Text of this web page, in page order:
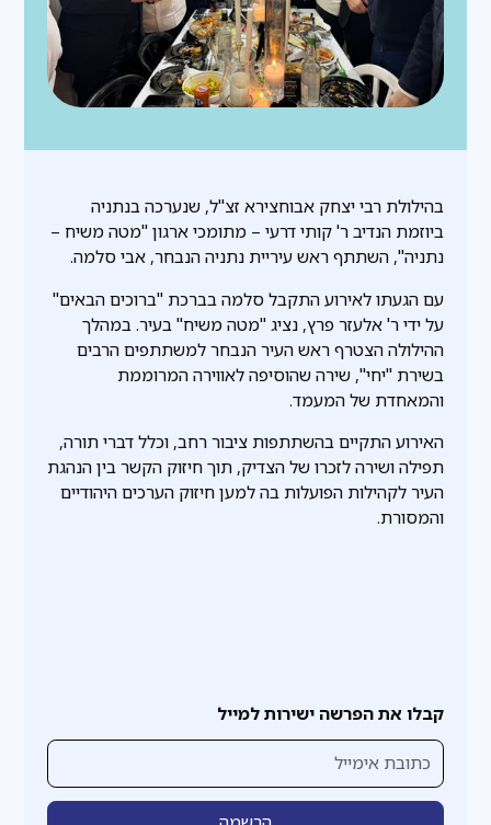
קבלו את הפרשה ישירות למייל
בהילולת רבי יצחק אבוחצירא זצ"ל, שנערכה בנתניה
ביוזמת הנדיב ר' קותי דרעי – מתומכי ארגון "מטה משיח –
נתניה", השתתף ראש עיריית נתניה הנבחר, אבי סלמה.
עם הגעתו לאירוע התקבל סלמה בברכת "ברוכים הבאים"
על ידי ר' אלעזר פרץ, נציג "מטה משיח" בעיר. במהלך
ההילולה הצטרף ראש העיר הנבחר למשתתפים הרבים
בשירת "יחי", שירה שהוסיפה לאווירה המרוממת
והמאחדת של המעמד.
האירוע התקיים בהשתתפות ציבור רחב, וכלל דברי תורה,
תפילה ושירה לזכרו של הצדיק, תוך חיזוק הקשר בין הנהגת
העיר לקהילות הפועלות בה למען חיזוק הערכים היהודיים
והמסורת.